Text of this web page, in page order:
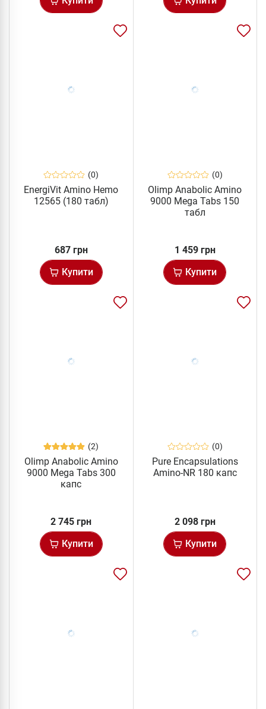
(0)
EnergiVit Amino Hemo
12565 (180 табл)
687 грн
Купити
(0)
Olimp Anabolic Amino
9000 Mega Tabs 150
табл
1 459 грн
Купити
(2)
Olimp Anabolic Amino
9000 Mega Tabs 300
капс
2 745 грн
Купити
(0)
Pure Encapsulations
Amino-NR 180 капс
2 098 грн
Купити